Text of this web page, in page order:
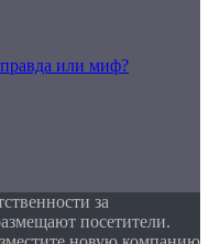
или миф?
за
посетители.